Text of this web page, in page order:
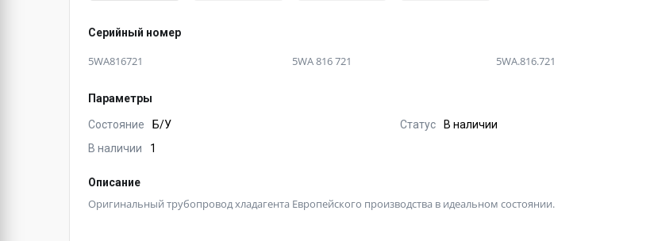
Серийный номер
5WA816721 5WA 816 721 5WA.816.721
Параметры
Состояние
Б/У
В наличии
1
Статус В наличии
Описание
Оригинальный трубопровод хладагента Европейского производства в идеальном состоянии.